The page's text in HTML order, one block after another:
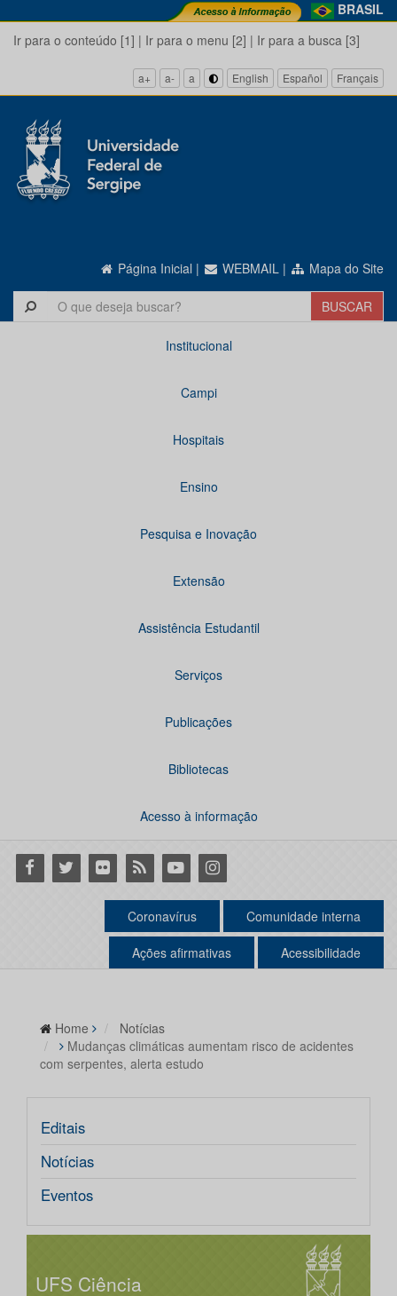
BRASIL
Ir para o conteúdo [1] | Ir para o menu [2] | Ir para a busca [3]
a+ a- a English Español Français
Página Inicial | WEBMAIL | Mapa do Site
Institucional
Campi
Hospitais
Ensino
Pesquisa e Inovação
Extensão
Assistência Estudantil
Serviços
Publicações
Bibliotecas
Acesso à informação
Facebook
Twitter Flickr RSS YoutubeInstagram
Coronavírus Comunidade interna
Ações afirmativas Acessibilidade
Home
Notícias
Mudanças climáticas aumentam risco de acidentes
com serpentes, alerta estudo
Editais
Notícias
Eventos
UFS Ciência